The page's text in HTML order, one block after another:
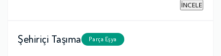
İNCELE
Şehiriçi Taşıma Parça Eşya